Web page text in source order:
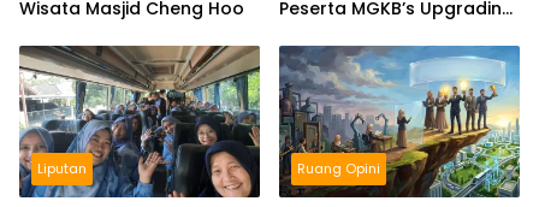
Wisata Masjid Cheng Hoo
Peserta MGKB’s Upgrading
Liputan Ruang Opini